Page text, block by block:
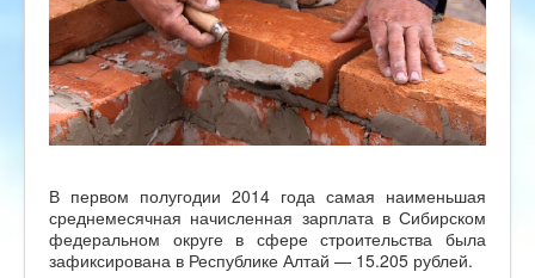
В первом полугодии 2014 года самая наименьшая
среднемесячная начисленная зарплата в Сибирском
федеральном округе в сфере строительства была
зафиксирована в Республике Алтай — 15.205 рублей.